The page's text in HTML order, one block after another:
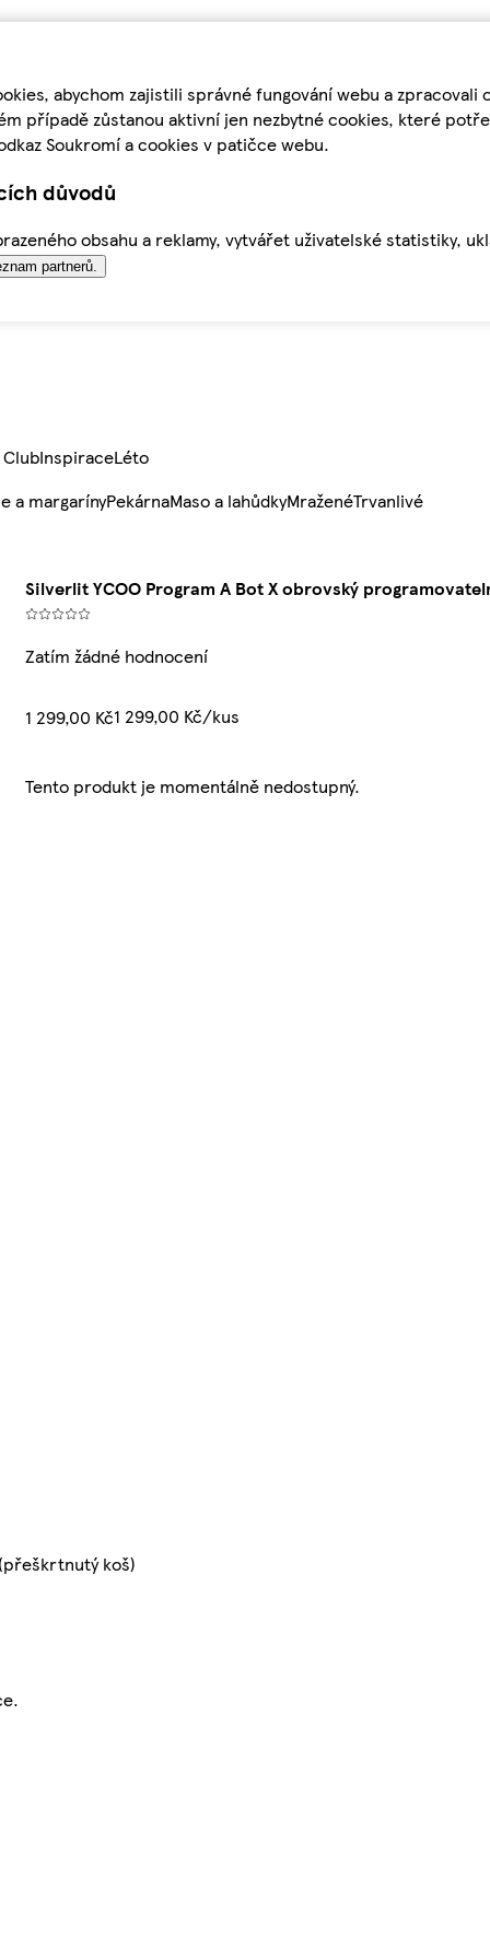
abychom zajistili správné fungování webu a
případě zůstanou aktivní jen nezbytné cookies, které
Soukromí a cookies v patičce webu.
důvodů
obsahu a reklamy, vytvářet uživatelské statistiky,
partnerů.
InspiraceLéto
a margarínyPekárnaMaso a lahůdkyMraženéTrvanlivé
Silverlit YCOO Program A Bot X obrovský
Zatím žádné hodnocení
1 299,00 Kč1 299,00 Kč/kus
Tento produkt je momentálně nedostupný.
koš)